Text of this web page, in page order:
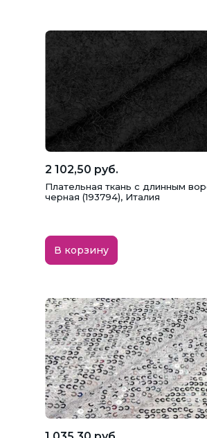
2 102,50 руб.
Плательная ткань с длинным
черная (193794), Италия
В корзину